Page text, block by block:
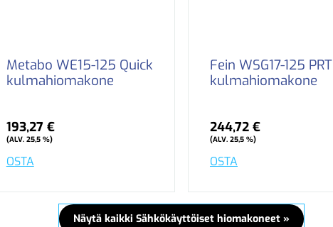
Metabo WE15-125 Quick
kulmahiomakone
193,27 €
(ALV. 25,5 %)
OSTA
Fein WSG17-125 PRT
kulmahiomakone
244,72 €
(ALV. 25,5 %)
OSTA
Näytä kaikki Sähkökäyttöiset hiomakoneet »